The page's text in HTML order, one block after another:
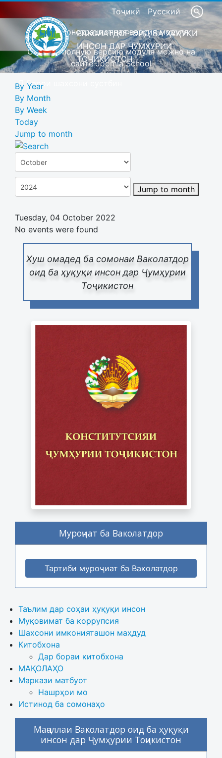
Тоҷикӣ Русский
Это демонстрационная версия модуля
Скачать полную версию модуля можно на
сайте Joomla School
Барои шахсони сустбин
ВАКОЛАТДОР ОИД БА ҲУҚУҚИ
ИНСОН ДАР ҶУМҲУРИИ
ТОҶИКИСТОН
Хуш омадед ба сомонаи Ваколатдор
оид ба ҳуқуқи инсон дар Ҷумҳурии
Тоҷикистон
Муроҷиат ба Ваколатдор
Тартиби муроҷиат ба Ваколатдор
Таълим дар соҳаи ҳуқуқи инсон
Муқовимат ба коррупсия
Шахсони имконияташон маҳдуд
Китобхона
Дар бораи китобхона
МАҚОЛАҲО
Маркази матбуот
Нашрҳои мо
Истинод ба сомонаҳо
Маҷаллаи Ваколатдор оид ба ҳуқуқи
инсон дар Ҷумҳурии Тоҷикистон
By Year
By Month
By Week
Today
Jump to month
Jump to month
Tuesday, 04 October 2022
No events were found